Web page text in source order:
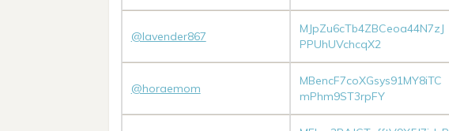
@lavender867
MJpZu6cTb4ZBCeoa44N7zJ
PPUhUVchcqX2
@horaemom
MBencF7coXGsys91MY8iTC
mPhm9ST3rpFY